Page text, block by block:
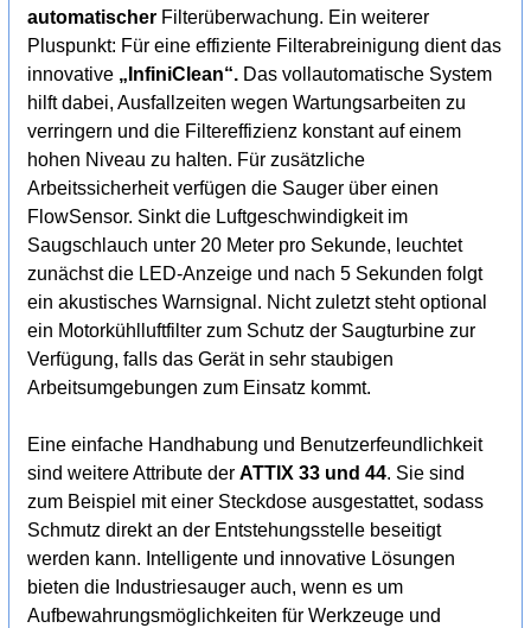
automatischer Filterüberwachung. Ein weiterer
Pluspunkt: Für eine effiziente Filterabreinigung dient das
innovative „InfiniClean“. Das vollautomatische System
hilft dabei, Ausfallzeiten wegen Wartungsarbeiten zu
verringern und die Filtereffizienz konstant auf einem
hohen Niveau zu halten. Für zusätzliche
Arbeitssicherheit verfügen die Sauger über einen
FlowSensor. Sinkt die Luftgeschwindigkeit im
Saugschlauch unter 20 Meter pro Sekunde, leuchtet
zunächst die LED-Anzeige und nach 5 Sekunden folgt
ein akustisches Warnsignal. Nicht zuletzt steht optional
ein Motorkühlluftfilter zum Schutz der Saugturbine zur
Verfügung, falls das Gerät in sehr staubigen
Arbeitsumgebungen zum Einsatz kommt.
Eine einfache Handhabung und Benutzerfeundlichkeit
sind weitere Attribute derATTIX 33 und 44. Sie sind
zum Beispiel mit einer Steckdose ausgestattet, sodass
Schmutz direkt an der Entstehungsstelle beseitigt
werden kann. Intelligente und innovative Lösungen
bieten die Industriesauger auch, wenn es um
Aufbewahrungsmöglichkeiten für Werkzeuge und